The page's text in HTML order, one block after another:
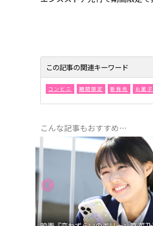
この記事の関連キーワード
コンビニ 期間限定 新発売 お菓子
こんな記事もおすすめ…